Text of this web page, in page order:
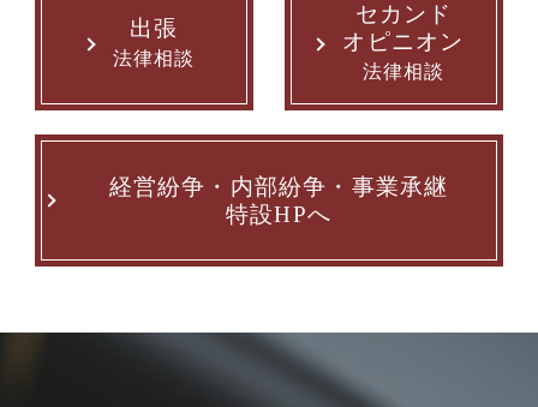
出張
法律相談
セカンド
オピニオン
法律相談
経営紛争・内部紛争・事業承継
特設HPへ